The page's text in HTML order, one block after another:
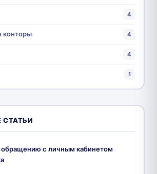
4
конторы 4
4
1
СТАТЬИ
обращению с личным кабинетом